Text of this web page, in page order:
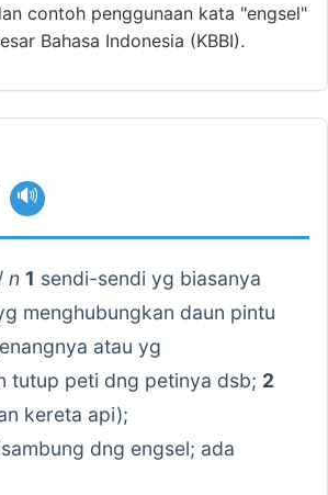
contoh penggunaan kata "engsel"
Bahasa Indonesia (KBBI).
🔊
n 1 sendi-sendi yg biasanya
menghubungkan daun pintu
atau yg
tutup peti dng petinya dsb; 2
kereta api);
dng engsel; ada